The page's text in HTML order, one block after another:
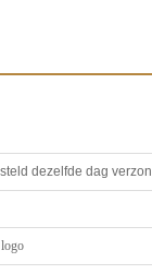
dezelfde dag